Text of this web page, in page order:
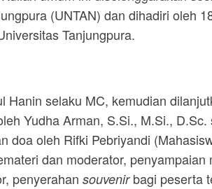
(UNTAN) dan dihadiri oleh
Tanjungpura.
selaku MC, kemudian
Yudha Arman, S.Si., M.Si., D.Sc.
doa oleh Rifki Pebriyandi
dan moderator, penyampaian
penyerahan souvenir bagi peserta